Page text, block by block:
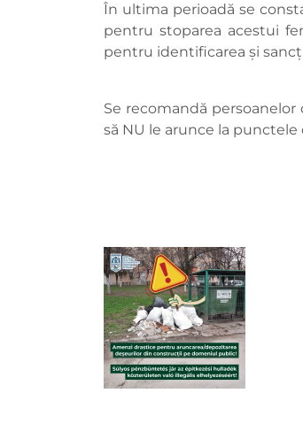
În ultima perioadă se
pentru stoparea acestui
pentru identificarea și
Se recomandă
să NU le arunce la